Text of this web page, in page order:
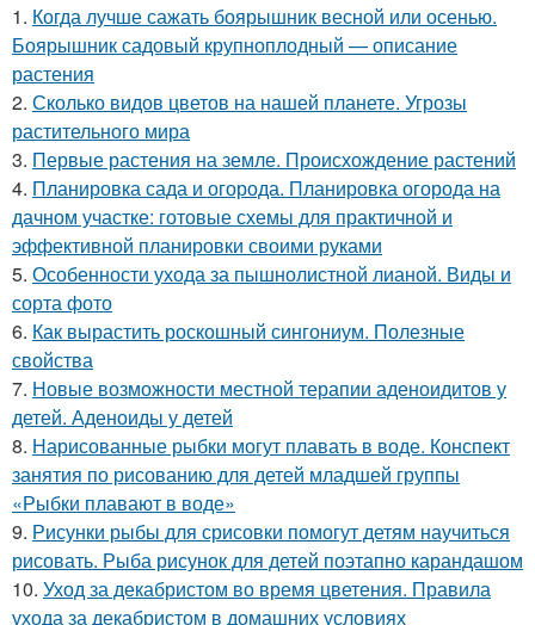
1. Когда лучше сажать боярышник весной или осенью.
Боярышник садовый крупноплодный — описание
растения
2. Сколько видов цветов на нашей планете. Угрозы
растительного мира
3. Первые растения на земле. Происхождение растений
4. Планировка сада и огорода. Планировка огорода на
дачном участке: готовые схемы для практичной и
эффективной планировки своими руками
5. Особенности ухода за пышнолистной лианой. Виды и
сорта фото
6. Как вырастить роскошный сингониум. Полезные
свойства
7. Новые возможности местной терапии аденоидитов у
детей. Аденоиды у детей
8. Нарисованные рыбки могут плавать в воде. Конспект
занятия по рисованию для детей младшей группы
«Рыбки плавают в воде»
9. Рисунки рыбы для срисовки помогут детям научиться
рисовать. Рыба рисунок для детей поэтапно карандашом
10. Уход за декабристом во время цветения. Правила
ухода за декабристом в домашних условиях